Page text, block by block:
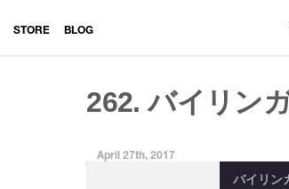
STORE BLOG
262. バイリン
April 27th, 2017
バイリン